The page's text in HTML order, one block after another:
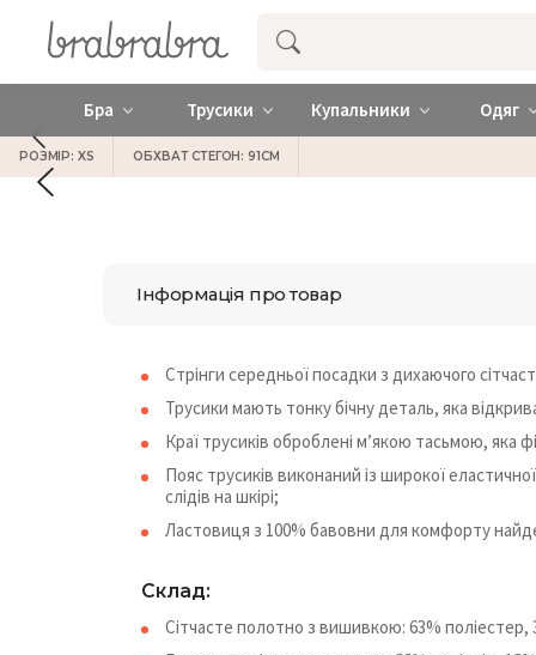
Купити нижню жіночу білизну ❤️
Бра Трусики Купальники Одяг
РОЗМІР: XS ОБХВАТ СТЕГОН: 91СМ
Інформація про товар
Стрінги середньої посадки з дихаючого
Трусики мають тонку бічну деталь, яка
Краї трусиків оброблені м’якою тасьмою, яка
Пояс трусиків виконаний із широкої
слідів на шкірі;
Ластовиця з 100% бавовни для комфорту
Склад:
Сітчасте полотно з вишивкою: 63% поліестер,